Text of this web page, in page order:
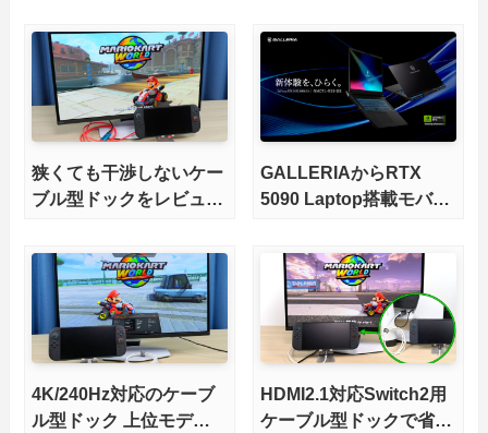
狭くても干渉しないケー
ブル型ドックをレビュ
GALLERIAからRTX
5090 Laptop搭載モバイ
4K/240Hz対応のケーブ
ル型ドック 上位モデル
HDMI2.1対応Switch2用
ケーブル型ドックで省ス